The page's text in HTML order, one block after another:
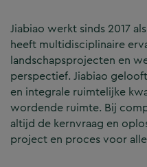
Jiabiao werkt sinds 2017
heeft multidisciplinaire
landschapsprojecten en
perspectief. Jiabiao
en integrale ruimtelijke
wordende ruimte. Bij
altijd de kernvraag en
project en proces voor